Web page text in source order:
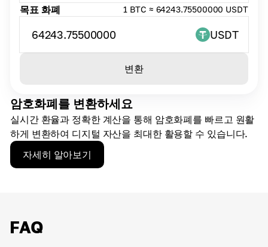
암호화폐를 변환하세요
실시간 환율과 정확한 계산을 통해 암호화폐를 빠르고 원활
하게 변환하여 디지털 자산을 최대한 활용할 수 있습니다.
자세히 알아보기
목표 화폐 1 BTC ≈ 64243.75500000 USDT
64243.75500000 USDT
변환
FAQ